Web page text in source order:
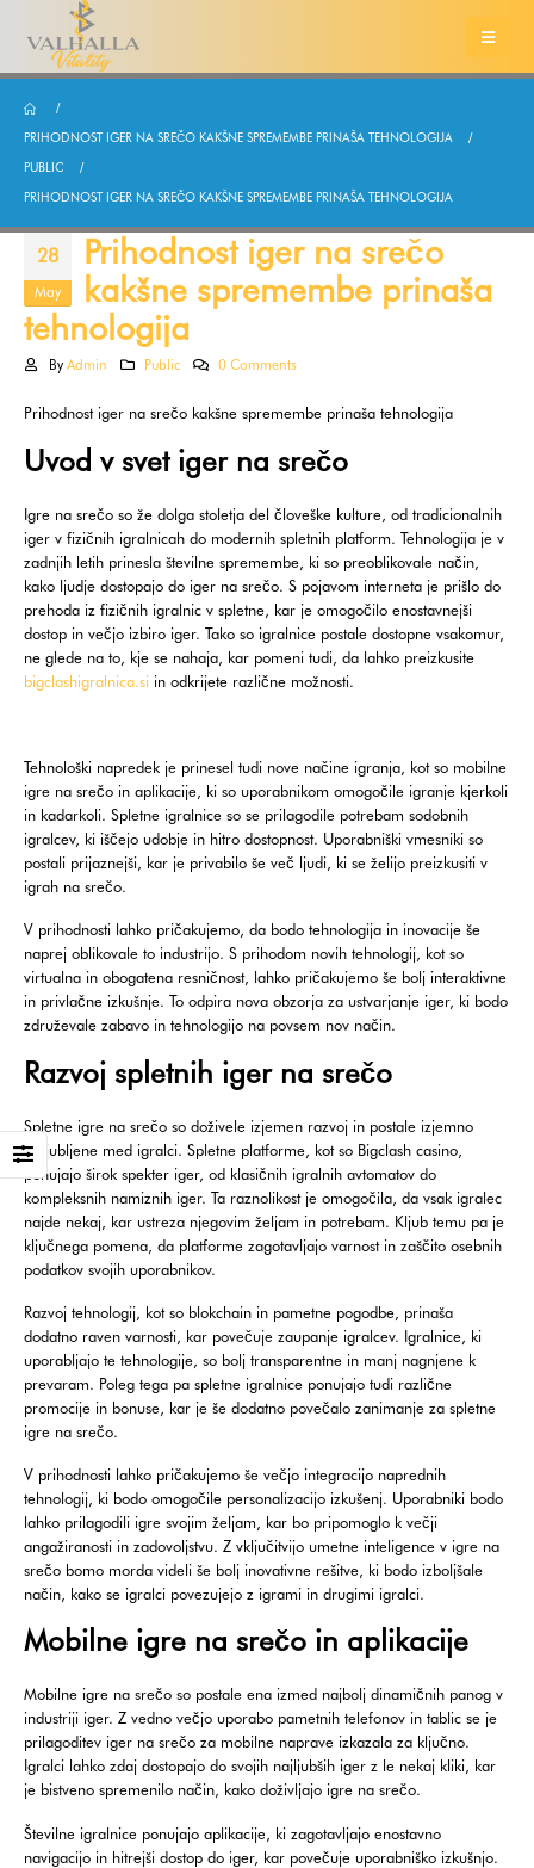
PRIHODNOST IGER NA SREČO KAKŠNE SPREMEMBE PRINAŠA TEHNOLOGIJA
PUBLIC
PRIHODNOST IGER NA SREČO KAKŠNE SPREMEMBE PRINAŠA TEHNOLOGIJA
28
May
Prihodnost iger na srečo
kakšne spremembe prinaša
tehnologija
By Admin Public 0 Comments
Prihodnost iger na srečo kakšne spremembe prinaša tehnologija
Uvod v svet iger na srečo
Igre na srečo so že dolga stoletja del človeške kulture, od tradicionalnih
iger v fizičnih igralnicah do modernih spletnih platform. Tehnologija je v
zadnjih letih prinesla številne spremembe, ki so preoblikovale način,
kako ljudje dostopajo do iger na srečo. S pojavom interneta je prišlo do
prehoda iz fizičnih igralnic v spletne, kar je omogočilo enostavnejši
dostop in večjo izbiro iger. Tako so igralnice postale dostopne vsakomur,
ne glede na to, kje se nahaja, kar pomeni tudi, da lahko preizkusite
bigclashigralnica.si in odkrijete različne možnosti.
Tehnološki napredek je prinesel tudi nove načine igranja, kot so mobilne
igre na srečo in aplikacije, ki so uporabnikom omogočile igranje kjerkoli
in kadarkoli. Spletne igralnice so se prilagodile potrebam sodobnih
igralcev, ki iščejo udobje in hitro dostopnost. Uporabniški vmesniki so
postali prijaznejši, kar je privabilo še več ljudi, ki se želijo preizkusiti v
igrah na srečo.
V prihodnosti lahko pričakujemo, da bodo tehnologija in inovacije še
naprej oblikovale to industrijo. S prihodom novih tehnologij, kot so
virtualna in obogatena resničnost, lahko pričakujemo še bolj interaktivne
in privlačne izkušnje. To odpira nova obzorja za ustvarjanje iger, ki bodo
združevale zabavo in tehnologijo na povsem nov način.
Razvoj spletnih iger na srečo
Spletne igre na srečo so doživele izjemen razvoj in postale izjemno
priljubljene med igralci. Spletne platforme, kot so Bigclash casino,
ponujajo širok spekter iger, od klasičnih igralnih avtomatov do
kompleksnih namiznih iger. Ta raznolikost je omogočila, da vsak igralec
najde nekaj, kar ustreza njegovim željam in potrebam. Kljub temu pa je
ključnega pomena, da platforme zagotavljajo varnost in zaščito osebnih
podatkov svojih uporabnikov.
Razvoj tehnologij, kot so blokchain in pametne pogodbe, prinaša
dodatno raven varnosti, kar povečuje zaupanje igralcev. Igralnice, ki
uporabljajo te tehnologije, so bolj transparentne in manj nagnjene k
prevaram. Poleg tega pa spletne igralnice ponujajo tudi različne
promocije in bonuse, kar je še dodatno povečalo zanimanje za spletne
igre na srečo.
V prihodnosti lahko pričakujemo še večjo integracijo naprednih
tehnologij, ki bodo omogočile personalizacijo izkušenj. Uporabniki bodo
lahko prilagodili igre svojim željam, kar bo pripomoglo k večji
angažiranosti in zadovoljstvu. Z vključitvijo umetne inteligence v igre na
srečo bomo morda videli še bolj inovativne rešitve, ki bodo izboljšale
način, kako se igralci povezujejo z igrami in drugimi igralci.
Mobilne igre na srečo in aplikacije
Mobilne igre na srečo so postale ena izmed najbolj dinamičnih panog v
industriji iger. Z vedno večjo uporabo pametnih telefonov in tablic se je
prilagoditev iger na srečo za mobilne naprave izkazala za ključno.
Igralci lahko zdaj dostopajo do svojih najljubših iger z le nekaj kliki, kar
je bistveno spremenilo način, kako doživljajo igre na srečo.
Številne igralnice ponujajo aplikacije, ki zagotavljajo enostavno
navigacijo in hitrejši dostop do iger, kar povečuje uporabniško izkušnjo.